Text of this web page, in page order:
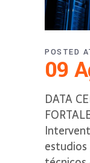
09
POSTED
DATA